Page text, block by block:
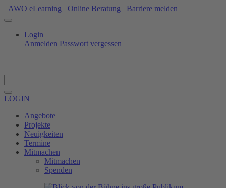
AWO eLearning Online Beratung Barriere melden
Login
Anmelden Passwort vergessen
LOGIN
Angebote
Projekte
Neuigkeiten
Termine
Mitmachen
Mitmachen
Spenden